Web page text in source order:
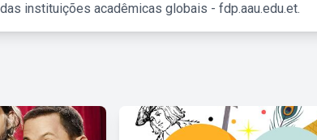
instituições acadêmicas globais - fdp.aau.edu.et.